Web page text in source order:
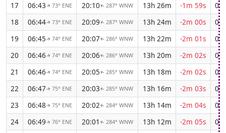
17
06:43↑ 73° ENE 20:10↑ 287° WNW 13h 26m -1m 59s
18
06:44↑ 73° ENE 20:09↑ 287° WNW 13h 24m -2m 00s
19
06:45↑ 74° ENE 20:07↑ 286° WNW 13h 22m -2m 01s
20
06:46↑ 74° ENE 20:06↑ 286° WNW 13h 20m -2m 02s
21
06:46↑ 74° ENE 20:05↑ 285° WNW 13h 18m -2m 02s
22
06:47↑ 75° ENE 20:03↑ 285° WNW 13h 16m -2m 03s
23
06:48↑ 75° ENE 20:02↑ 284° WNW 13h 14m -2m 04s
24
06:49↑ 76° ENE 20:01 ↑ 284° WNW 13h 12m -2m 05s